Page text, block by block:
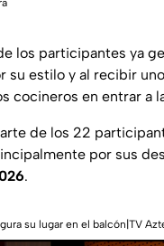
los participantes ya
su estilo y al recibir
cocineros en entrar a
de los 22
por sus
.
su lugar en el balcón|TV